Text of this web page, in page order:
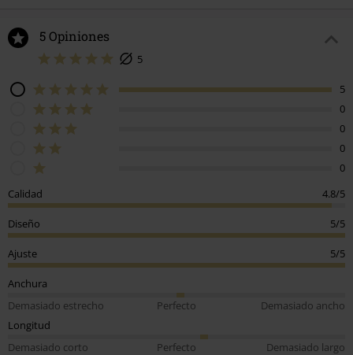
5 Opiniones
5
5
0
0
0
0
Calidad
4.8/5
Diseño 5/5
Ajuste 5/5
Anchura
Demasiado estrecho
Perfecto
Demasiado ancho
Longitud
Demasiado corto
Perfecto Demasiado largo